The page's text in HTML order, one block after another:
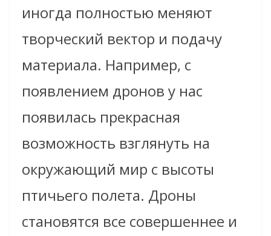
иногда полностью меняют
творческий вектор и подачу
материала. Например, с
появлением дронов у нас
появилась прекрасная
возможность взглянуть на
окружающий мир с высоты
птичьего полета. Дроны
становятся все совершеннее и